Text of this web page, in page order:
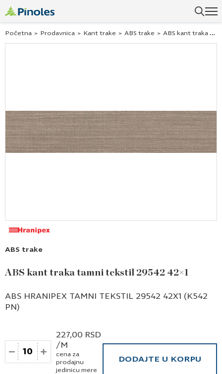
Početna > Prodavnica > Kant trake > ABS trake > ABS kant traka tamni tekstil 29542 42×1
ABS trake
ABS kant traka tamni tekstil 29542 42×1
ABS HRANIPEX TAMNI TEKSTIL 29542 42X1 (K542
PN)
Količina
227,00 RSD
/M
cena za
prodajnu
jedinicu mere
DODAJTE U KORPU